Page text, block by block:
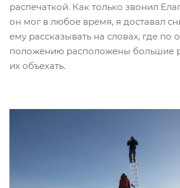
распечаткой. Как только звонил
он мог в любое время, я доставал
ему рассказывать на словах, где
положению расположены большие
их объехать.